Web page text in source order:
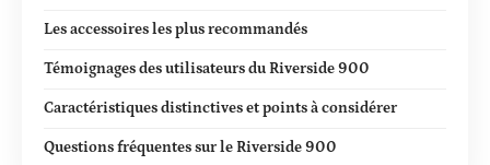
Les accessoires les plus recommandés
Témoignages des utilisateurs du Riverside 900
Caractéristiques distinctives et points à considérer
Questions fréquentes sur le Riverside 900